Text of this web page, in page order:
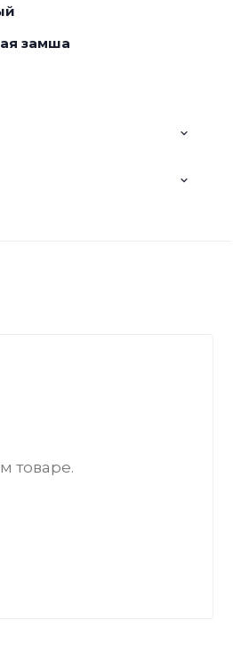
замша
товаре.